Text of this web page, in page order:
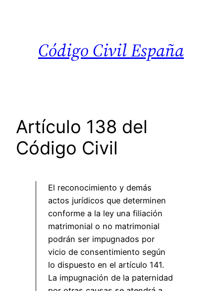
Código Civil España
Artículo 138 del
Código Civil
El reconocimiento y demás
actos jurídicos que determinen
conforme a la ley una filiación
matrimonial o no matrimonial
podrán ser impugnados por
vicio de consentimiento según
lo dispuesto en el artículo 141.
La impugnación de la paternidad